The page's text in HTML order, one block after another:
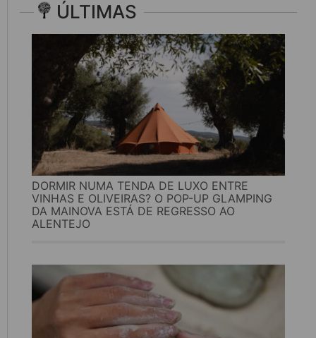
ÚLTIMAS
DORMIR NUMA TENDA DE LUXO ENTRE
VINHAS E OLIVEIRAS? O POP-UP GLAMPING
DA MAINOVA ESTÁ DE REGRESSO AO
ALENTEJO